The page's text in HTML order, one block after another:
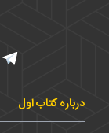
درباره کتاب اول